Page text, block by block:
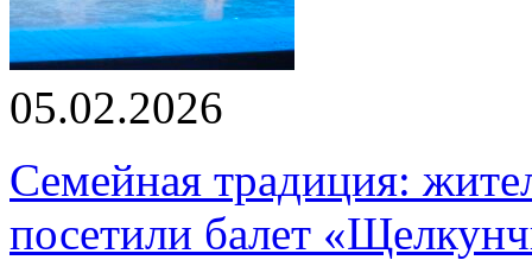
05.02.2026
Семейная традиция:
посетили балет